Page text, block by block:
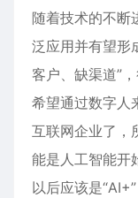
随着技术的不断
泛应用并有望形
客户、缺渠道”
希望通过数字人
互联网企业了，
能是人工智能开
以后应该是